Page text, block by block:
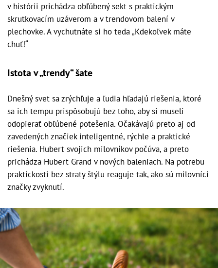
v histórii prichádza obľúbený sekt s praktickým
skrutkovacím uzáverom a v trendovom balení v
plechovke. A vychutnáte si ho teda „Kdekoľvek máte
chuť!“
Istota v „trendy“ šate
Dnešný svet sa zrýchľuje a ľudia hľadajú riešenia, ktoré
sa ich tempu prispôsobujú bez toho, aby si museli
odopierať obľúbené potešenia. Očakávajú preto aj od
zavedených značiek inteligentné, rýchle a praktické
riešenia. Hubert svojich milovníkov počúva, a preto
prichádza Hubert Grand v nových baleniach. Na potrebu
praktickosti bez straty štýlu reaguje tak, ako sú milovníci
značky zvyknutí.